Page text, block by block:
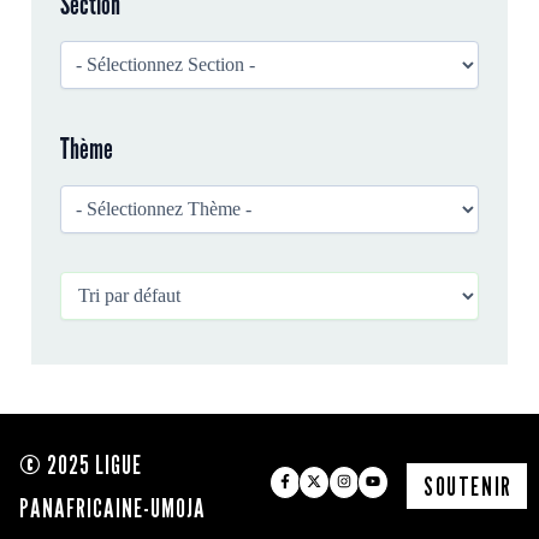
h
e
Thème
© 2025 LIGUE
PANAFRICAINE-UMOJA
SOUTENIR